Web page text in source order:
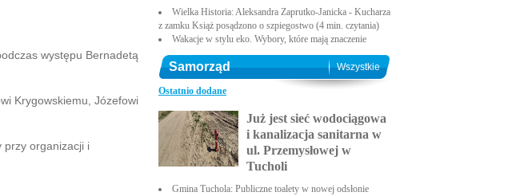
występu Bernadetą
Krygowskiemu, Józefowi
przy organizacji i
Wielka Historia: Aleksandra Zaprutko-Janicka - Kucharza
z zamku Książ posądzono o szpiegostwo (4 min. czytania)
Wakacje w stylu eko. Wybory, które mają znaczenie
Samorząd Wszystkie
Ostatnio dodane
Już jest sieć wodociągowa
i kanalizacja sanitarna w
ul. Przemysłowej w
Tucholi
Gmina Tuchola: Publiczne toalety w nowej odsłonie